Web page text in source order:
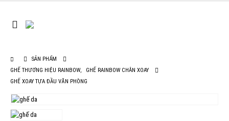
SẢN PHẨM
GHẾ THƯƠNG HIỆU RAINBOW,
GHẾ RAINBOW CHÂN XOAY
GHẾ XOAY TỰA ĐẦU VĂN PHÒNG